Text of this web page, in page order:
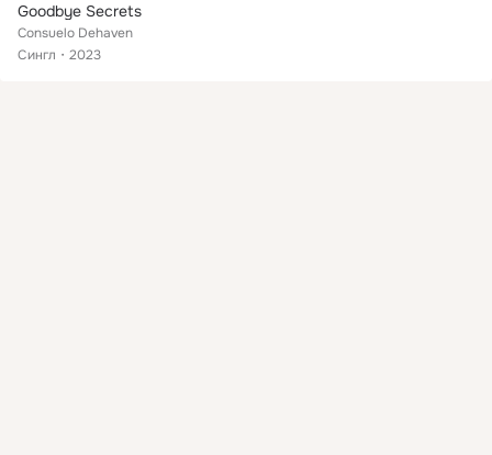
Goodbye Secrets
Consuelo Dehaven
Сингл
2023